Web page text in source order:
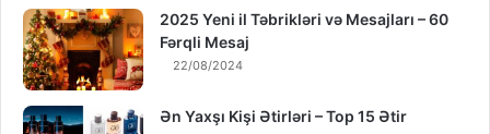
b
o
o
t
r
e
e
2025 Yeni il Təbrikləri və Mesajları – 60
Fərqli Mesaj
22/08/2024
Ən Yaxşı Kişi Ətirləri – Top 15 Ətir